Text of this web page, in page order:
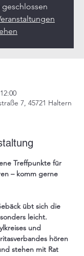
7, 45721 Haltern
Treffpunkte für
– komm gerne
übt sich die
leicht.
und
hören
stehen mit Rat